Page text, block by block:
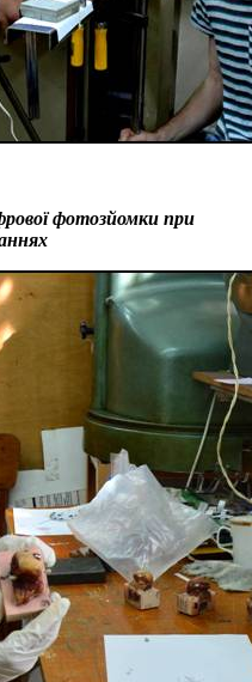
фотозйомки при